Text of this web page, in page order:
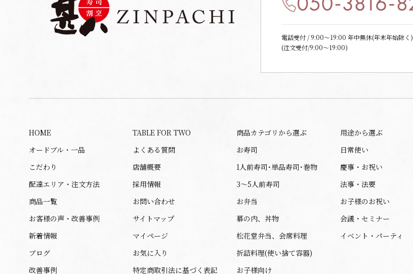
電話受付 / 9:00〜19:00 年中無休(年末年始除く)
(注文受付/9:00～19:00)
HOME
オードブル・一品
こだわり
配達エリア・注文方法
商品一覧
お客様の声・改善事例
新着情報
ブログ
改善事例
TABLE FOR TWO
よくある質問
店舗概要
採用情報
お問い合わせ
サイトマップ
マイページ
お気に入り
特定商取引法に基づく表記
商品カテゴリから選ぶ
お寿司
1人前寿司･単品寿司･巻物
3～5人前寿司
お弁当
幕の内、丼物
松花堂弁当、会席料理
折詰料理(使い捨て容器)
お子様向け
用途から選ぶ
日常使い
慶事・お祝い
法事・法要
お子様のお祝い
会議・セミナー
イベント・パーティ